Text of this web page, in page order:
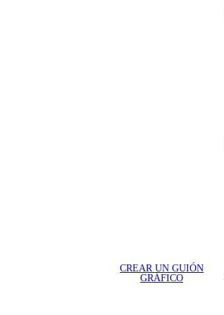
CREAR UN GUIÓN
GRÁFICO